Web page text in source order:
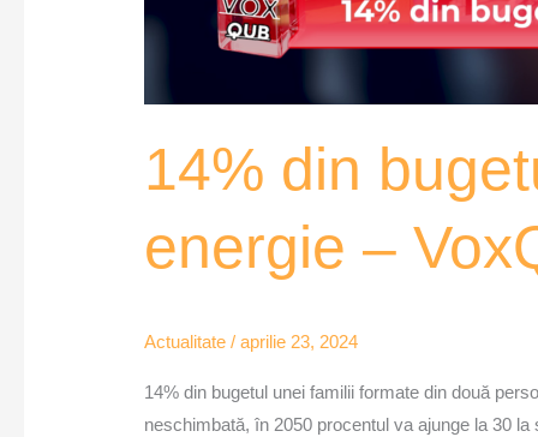
14% din
energie –
Actualitate /aprilie 23, 2024
14% din bugetul unei familii formate din două
neschimbată, în 2050 procentul va ajunge la 30 la